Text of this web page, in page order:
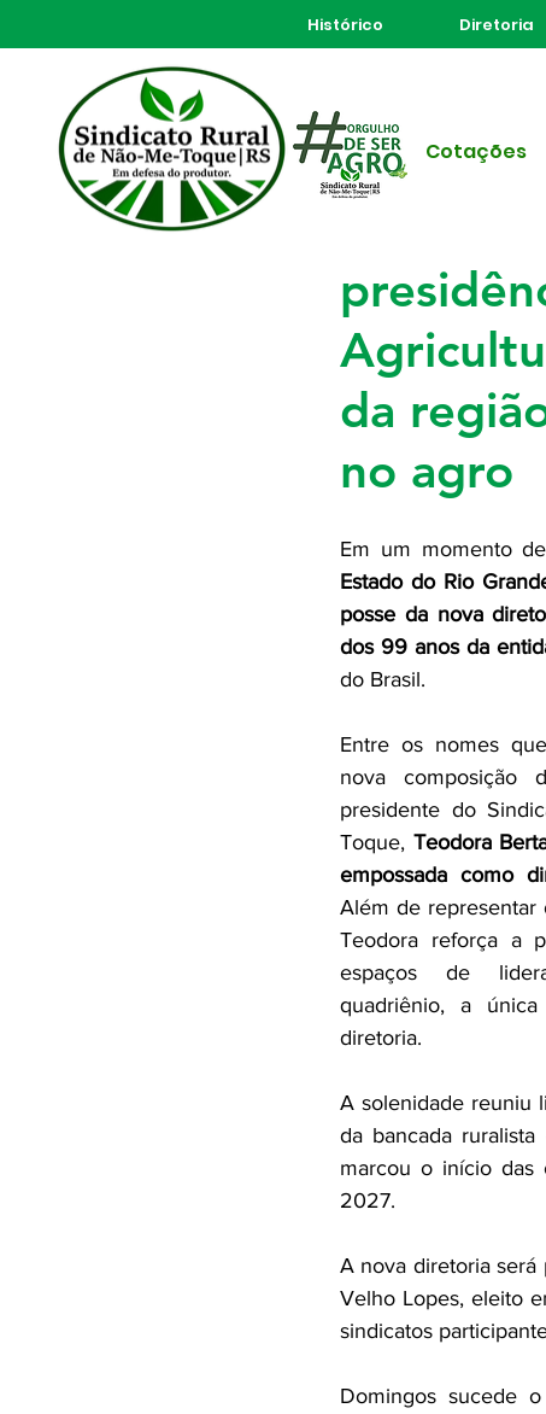
Histórico Diretoria
Todos posts
da
no agro
25 de mai.
Em um momento
Estado do Rio
posse da nova
dos 99 anos da
do Brasil.
Entre os nomes
nova composição
presidente do
Toque, Teodora
empossada como
Além de representar
Teodora reforça a
espaços de
quadriênio, a
diretoria.
A solenidade reuniu
da bancada ruralista
marcou o início das
2027.
A nova diretoria
Velho Lopes, eleito
sindicatos
Domingos sucede
Cotações